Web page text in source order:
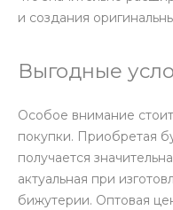
и создания
Выгодные
Особое внимание
покупки. Приобретая
получается
актуальная при
бижутерии. Оптовая